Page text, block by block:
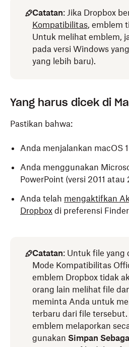
Catatan: Jika Dropbox
Kompatibilitas, emblem
Untuk melihat emblem,
pada versi Windows
yang lebih baru).
Yang harus dicek di
Pastikan bahwa:
Anda menjalankan macOS
Anda menggunakan
PowerPoint (versi 2011 atau
Anda telah mengaktifkan
Dropbox di preferensi
Catatan: Untuk file yang
Mode Kompatibilitas
emblem Dropbox tidak
orang lain melihat file
meminta Anda untuk
terbaru dari file
emblem melaporkan
gunakan Simpan